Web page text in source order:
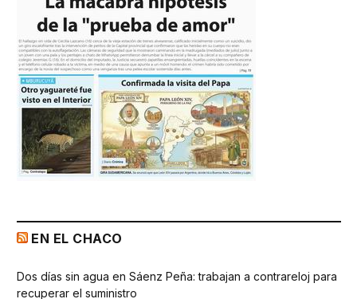
EN EL CHACO
Dos días sin agua en Sáenz Peña: trabajan a contrareloj para
recuperar el suministro